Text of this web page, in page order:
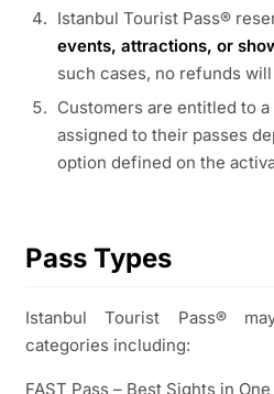
Istanbul Tourist Pass®
events, attractions, or
such cases, no refunds
Customers are entitled to
assigned to their passes
option defined on the
Pass Types
Istanbul Tourist Pass®
categories including:
FAST Pass – Best Sights in